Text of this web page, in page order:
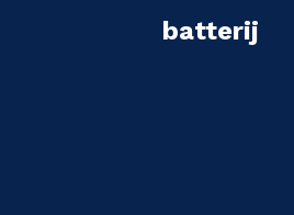
batterij